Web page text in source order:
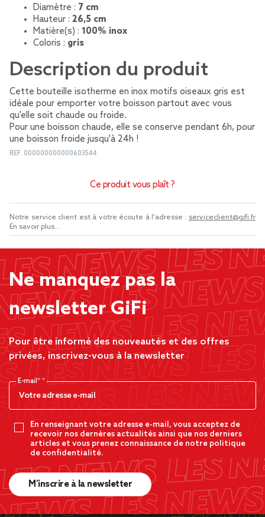
Diamètre : 7 cm
Hauteur : 26,5 cm
Matière(s) : 100% inox
Coloris : gris
Description du produit
Cette bouteille isotherme en inox motifs oiseaux gris est
idéale pour emporter votre boisson partout avec vous
qu'elle soit chaude ou froide.
Pour une boisson chaude, elle se conserve pendant 6h, pour
une boisson froide jusqu'à 24h !
REF. 000000000000603544
Ce produit vous plaît ?
Notre service client est à votre écoute à l'adresse : serviceclient@gifi.fr
En savoir plus...
Ne manquez pas la
newsletter GiFi
Pour être informé des nouveautés et des offres
privées, inscrivez-vous à la newsletter
E-mail*
En renseignant votre adresse e-mail, vous acceptez de
recevoir nos dernères actualités ainsi que nos derniers
articles et vous prenez connaissance de notre politique
de confidentialité.
M’inscrire à la newsletter